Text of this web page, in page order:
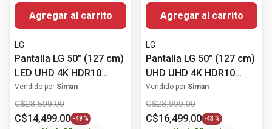
Agregar al carrito
LG
Pantalla LG 50" (127 cm)
LED UHD 4K HDR10
50UT7300PSA
Vendido por Siman
C$28,599.00
C$14,499.00 -49 %
Agregar al carrito
LG
Pantalla LG 50" (127 cm)
UHD UHD 4K HDR10
50UA7500PSA
Vendido por Siman
C$28,999.00
C$16,499.00 -43 %